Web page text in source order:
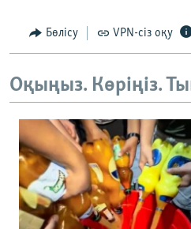
Бөлісу VPN-сіз оқу
Оқыңыз. Көріңіз.